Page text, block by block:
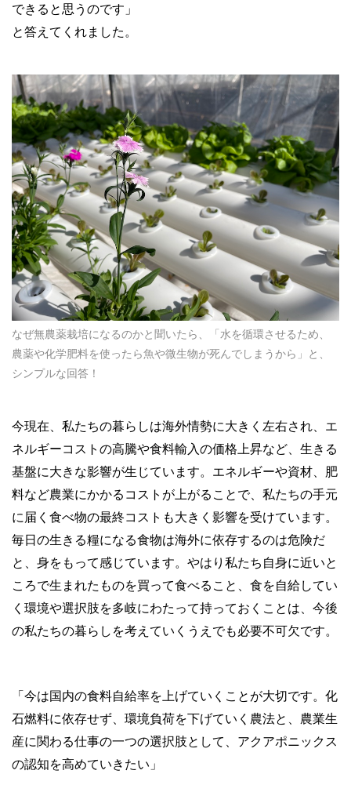
できると思うのです」
と答えてくれました。
なぜ無農薬栽培になるのかと聞いたら、「水を循環させるため、
農薬や化学肥料を使ったら魚や微生物が死んでしまうから」と、
シンプルな回答！
今現在、私たちの暮らしは海外情勢に大きく左右され、エ
ネルギーコストの高騰や食料輸入の価格上昇など、生きる
基盤に大きな影響が生じています。エネルギーや資材、肥
料など農業にかかるコストが上がることで、私たちの手元
に届く食べ物の最終コストも大きく影響を受けています。
毎日の生きる糧になる食物は海外に依存するのは危険だ
と、身をもって感じています。やはり私たち自身に近いと
ころで生まれたものを買って食べること、食を自給してい
く環境や選択肢を多岐にわたって持っておくことは、今後
の私たちの暮らしを考えていくうえでも必要不可欠です。
「今は国内の食料自給率を上げていくことが大切です。化
石燃料に依存せず、環境負荷を下げていく農法と、農業生
産に関わる仕事の一つの選択肢として、アクアポニックス
の認知を高めていきたい」